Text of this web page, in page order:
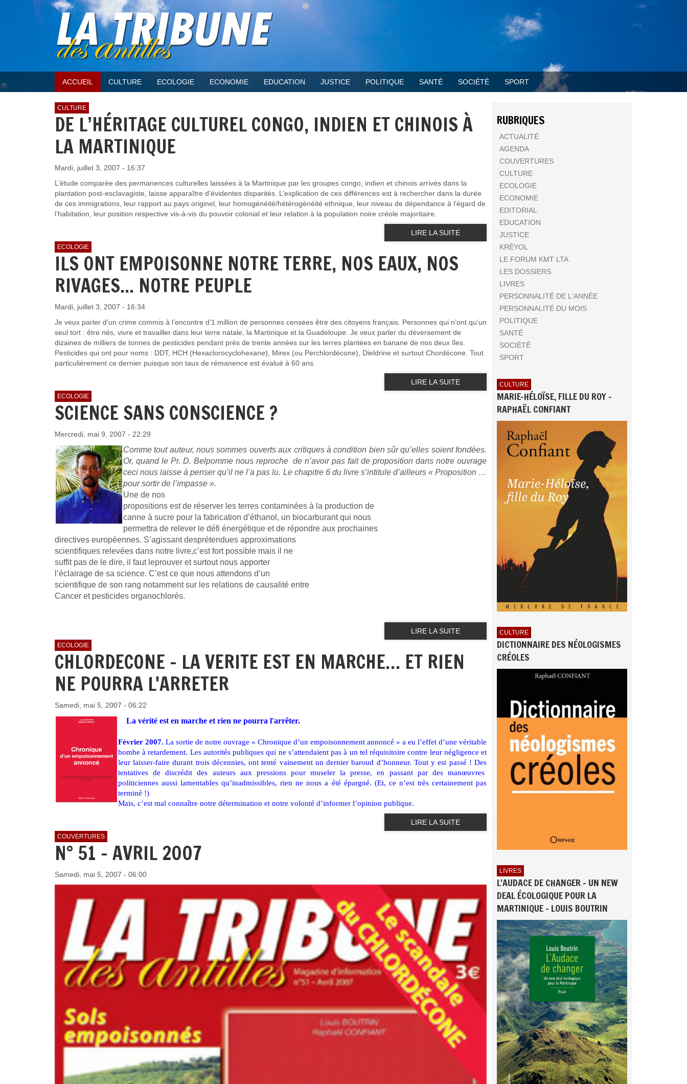
ACCUEIL CULTURE ECOLOGIE ECONOMIE EDUCATION JUSTICE POLITIQUE SANTÉ SOCIÉTÉ SPORT
CULTURE
DE L’HÉRITAGE CULTUREL CONGO, INDIEN ET CHINOIS À
LA MARTINIQUE
Mardi, juillet 3, 2007 - 16:37
L’étude comparée des permanences culturelles laissées à la Martinique par les groupes congo, indien et chinois arrivés dans la
plantation post-esclavagiste, laisse apparaître d’évidentes disparités. L’explication de ces différences est à rechercher dans la durée
de ces immigrations, leur rapport au pays originel, leur homogénéité/hétérogénéité ethnique, leur niveau de dépendance à l’égard de
l’habitation, leur position respective vis-à-vis du pouvoir colonial et leur relation à la population noire créole majoritaire.
LIRE LA SUITE
ECOLOGIE
ILS ONT EMPOISONNE NOTRE TERRE, NOS EAUX, NOS
RIVAGES... NOTRE PEUPLE
Mardi, juillet 3, 2007 - 16:34
Je veux parler d’un crime commis à l’encontre d’1 million de personnes censées être des citoyens français. Personnes qui n’ont qu’un
seul tort : être nés, vivre et travailler dans leur terre natale, la Martinique et la Guadeloupe. Je veux parler du déversement de
dizaines de milliers de tonnes de pesticides pendant près de trente années sur les terres plantées en banane de nos deux îles.
Pesticides qui ont pour noms : DDT, HCH (Hexaclorocyclohexane), Mirex (ou Perchlordécone), Dieldrine et surtout Chordécone. Tout
particulièrement ce dernier puisque son taux de rémanence est évalué à 60 ans.
LIRE LA SUITE
ECOLOGIE
SCIENCE SANS CONSCIENCE ?
Mercredi, mai 9, 2007 - 22:29
Comme tout auteur, nous sommes ouverts aux critiques à condition bien sûr qu’elles soient fondées.
Or, quand le Pr. D. Belpomme nous reproche de n’avoir pas fait de proposition dans notre ouvrage
ceci nous laisse à penser qu’il ne l’a pas lu. Le chapitre 6 du livre s’intitule d’ailleurs « Proposition …
pour sortir de l’impasse ».
Une de nos
propositions est de réserver les terres contaminées à la production de
canne à sucre pour la fabrication d’éthanol, un biocarburant qui nous
permettra de relever le défi énergétique et de répondre aux prochaines
directives européennes. S’agissant desprétendues approximations
scientifiques relevées dans notre livre,c’est fort possible mais il ne
suffit pas de le dire, il faut leprouver et surtout nous apporter
l’éclairage de sa science. C’est ce que nous attendons d’un
scientifique de son rang notamment sur les relations de causalité entre
Cancer et pesticides organochlorés.
LIRE LA SUITE
ECOLOGIE
CHLORDECONE - LA VERITE EST EN MARCHE… ET RIEN
NE POURRA L'ARRETER
Samedi, mai 5, 2007 - 06:22
La vérité est en marche et rien ne pourra l'arrêter.
Février 2007. La sortie de notre ouvrage « Chronique d’un empoisonnement annoncé » a eu l’effet d’une véritable
bombe à retardement. Les autorités publiques qui ne s’attendaient pas à un tel réquisitoire contre leur négligence et
leur laisser-faire durant trois décennies, ont tenté vainement un dernier baroud d’honneur. Tout y est passé ! Des
tentatives de discrédit des auteurs aux pressions pour museler la presse, en passant par des manœuvres
politiciennes aussi lamentables qu’inadmissibles, rien ne nous a été épargné. (Et, ce n’est très certainement pas
terminé !)
Mais, c’est mal connaître notre détermination et notre volonté d’informer l’opinion publique.
LIRE LA SUITE
COUVERTURES
N° 51 - AVRIL 2007
Samedi, mai 5, 2007 - 06:00
RUBRIQUES
ACTUALITÉ
AGENDA
COUVERTURES
CULTURE
ECOLOGIE
ECONOMIE
EDITORIAL
EDUCATION
JUSTICE
KRÉYOL
LE FORUM KMT LTA
LES DOSSIERS
LIVRES
PERSONNALITÉ DE L'ANNÉE
PERSONNALITÉ DU MOIS
POLITIQUE
SANTÉ
SOCIÉTÉ
SPORT
CULTURE
MARIE-HÉLOÏSE, FILLE DU ROY -
RAPHAËL CONFIANT
CULTURE
DICTIONNAIRE DES NÉOLOGISMES
CRÉOLES
LIVRES
L'AUDACE DE CHANGER - UN NEW
DEAL ÉCOLOGIQUE POUR LA
MARTINIQUE - LOUIS BOUTRIN